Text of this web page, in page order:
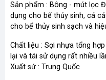
Sản phẩm : Bông - mút lọc
dụng cho bể thủy sinh, cá
cho bể thủy sinh sạch và
Chất liệu : Sợi nhựa tổng
lại và tái sử dụng rất nhiều
Xuất sứ : Trung Quốc